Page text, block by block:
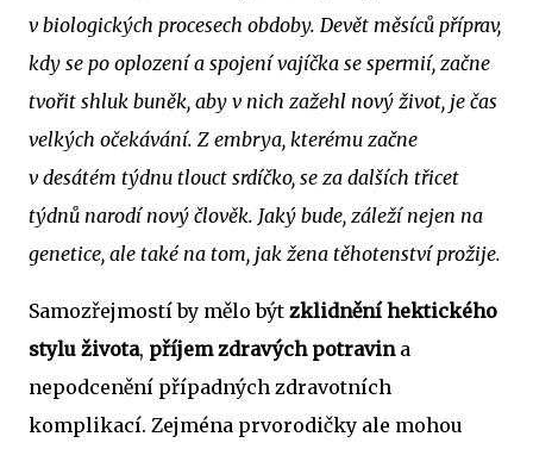
v biologických procesech obdoby. Devět měsíců příprav,
kdy se po oplození a spojení vajíčka se spermií, začne
tvořit shluk buněk, aby v nich zažehl nový život, je čas
velkých očekávání. Z embrya, kterému začne
v desátém týdnu tlouct srdíčko, se za dalších třicet
týdnů narodí nový člověk. Jaký bude, záleží nejen na
genetice, ale také na tom, jak žena těhotenství prožije.
Samozřejmostí by mělo být zklidnění hektického
stylu života, příjem zdravých potravina
nepodcenění případných zdravotních
komplikací. Zejména prvorodičky ale mohou